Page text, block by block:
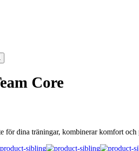
Core
för dina träningar, kombinerar komfort